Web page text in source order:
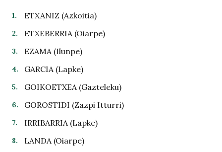
ETXANIZ (Azkoitia)
ETXEBERRIA (Oiarpe)
EZAMA (Ilunpe)
GARCIA (Lapke)
GOIKOETXEA (Gazteleku)
GOROSTIDI (Zazpi Itturri)
IRRIBARRIA (Lapke)
LANDA (Oiarpe)